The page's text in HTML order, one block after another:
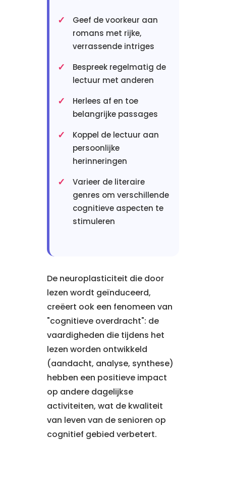
Geef de voorkeur aan
romans met rijke,
verrassende intriges
Bespreek regelmatig de
lectuur met anderen
Herlees af en toe
belangrijke passages
Koppel de lectuur aan
persoonlijke
herinneringen
Varieer de literaire
genres om verschillende
cognitieve aspecten te
stimuleren
De neuroplasticiteit die door
lezen wordt geïnduceerd,
creëert ook een fenomeen van
"cognitieve overdracht": de
vaardigheden die tijdens het
lezen worden ontwikkeld
(aandacht, analyse, synthese)
hebben een positieve impact
op andere dagelijkse
activiteiten, wat de kwaliteit
van leven van de senioren op
cognitief gebied verbetert.